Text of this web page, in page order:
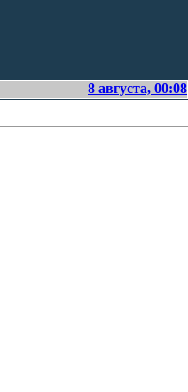
8 августа, 00:08